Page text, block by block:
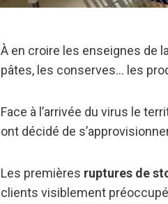
À en croire les enseignes de
pâtes, les conserves… les
Face à l’arrivée du virus le
ont décidé de
Les premières ruptures de
clients visiblement